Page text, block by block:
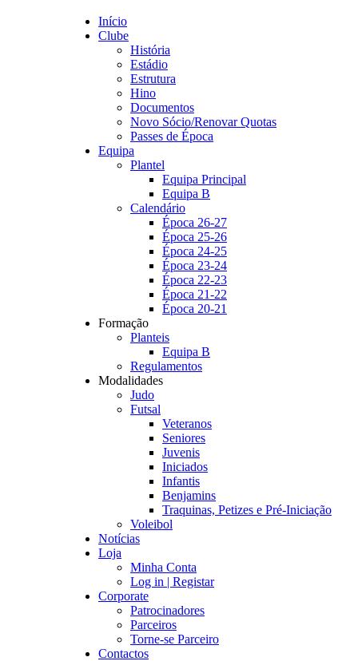
Início
Clube
História
Estádio
Estrutura
Hino
Documentos
Novo Sócio/Renovar Quotas
Passes de Época
Equipa
Plantel
Equipa Principal
Equipa B
Calendário
Época 26-27
Época 25-26
Época 24-25
Época 23-24
Época 22-23
Época 21-22
Época 20-21
Formação
Planteis
Equipa B
Regulamentos
Modalidades
Judo
Futsal
Veteranos
Seniores
Juvenis
Iniciados
Infantis
Benjamins
Traquinas, Petizes e Pré-Iniciação
Voleibol
Notícias
Loja
Minha Conta
Log in | Registar
Corporate
Patrocinadores
Parceiros
Torne-se Parceiro
Contactos